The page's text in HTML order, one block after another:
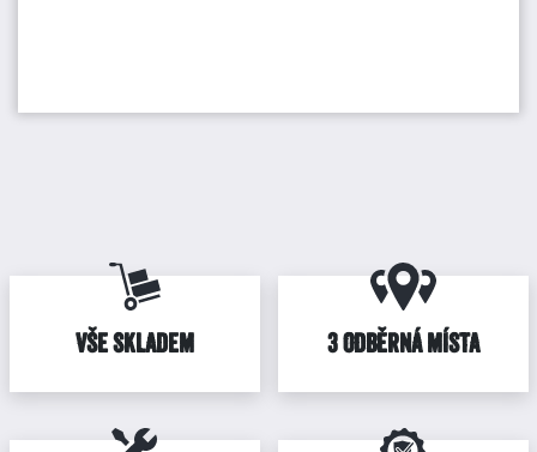
VŠE SKLADEM 3 ODBĚRNÁ MÍSTA